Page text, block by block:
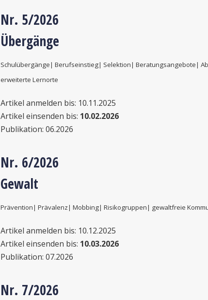
Nr. 5/2026
Übergänge
Schulübergänge| Berufseinstieg| Selektion| Beratungsangebote|
erweiterte Lernorte
Artikel anmelden bis: 10.11.2025
Artikel einsenden bis: 10.02.2026
Publikation: 06.2026
Nr. 6/2026
Gewalt
Prävention| Prävalenz| Mobbing| Risikogruppen| gewaltfreie
Artikel anmelden bis: 10.12.2025
Artikel einsenden bis: 10.03.2026
Publikation: 07.2026
Nr. 7/2026